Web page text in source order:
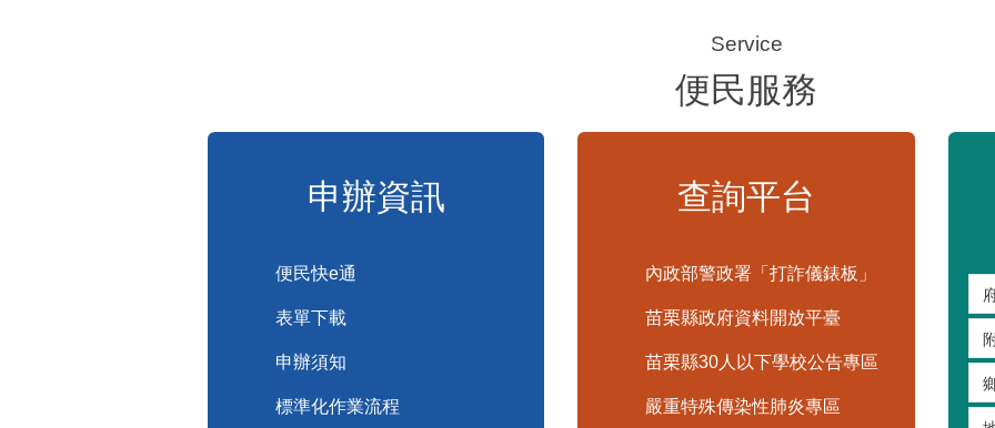
便民服務
申辦資訊
便民快e通
表單下載
查詢平台
內政部警政署「打詐儀錶板」
苗栗縣政府資料開放平臺